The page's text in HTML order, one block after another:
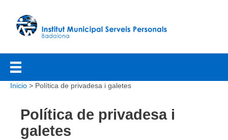
contenido
Inicio Política de privadesa i galetes
Política de privadesa i
galetes